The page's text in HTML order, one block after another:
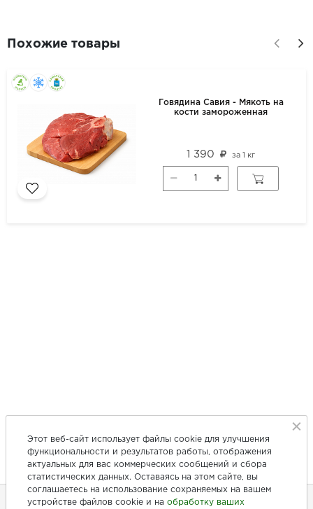
Похожие товары
Говядина Савия - Мякоть на
кости замороженная
1 390 за1 кг
Этот веб-сайт использует файлы cookie для улучшения
функциональности и результатов работы, отображения
актуальных для вас коммерческих сообщений и сбора
статистических данных. Оставаясь на этом сайте, вы
соглашаетесь на использование сохраняемых на вашем
устройстве файлов cookie и на обработку ваших